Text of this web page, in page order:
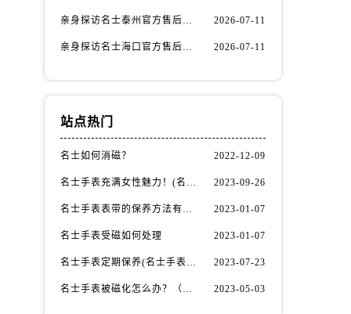
亲身探访名士泰州官方售后服务中心｜最新网点地址及热线（2026年7月最新） 2026-07-11
亲身探访名士海口官方售后服务中心｜全部地址与售后电话（2026年7月最新） 2026-07-11
站点热门
名士如何消磁？ 2022-12-09
名士手表充满女性魅力！(名士手表推荐！) 2023-09-26
名士手表表带的保养方法有哪些？ 2023-01-07
名士手表受磁如何处理 2023-01-07
名士手表定期保养(名士手表的保养方法) 2023-07-23
名士手表被磁化怎么办？（名士手表磁化处理方法） 2023-05-03